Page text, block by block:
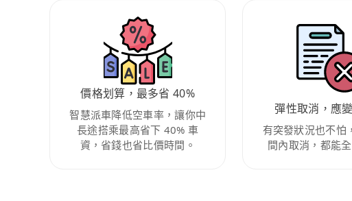
價格划算，最多省 40%
智慧派車降低空車率，讓你中
長途搭乘最高省下 40% 車
資，省錢也省比價時間。
彈性取消，應
有突發狀況也不怕
間內取消，都能